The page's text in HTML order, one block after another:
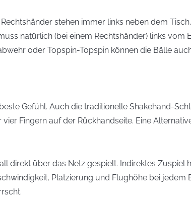
stehen immer links neben dem
natürlich (bei einem Rechtshänder) links vom
oder Topspin-Topspin können die Bälle
Gefühl. Auch die traditionelle Shakehand-
Fingern auf der Rückhandseite. Eine
direkt über das Netz gespielt. Indirektes Zuspiel
Platzierung und Flughöhe bei